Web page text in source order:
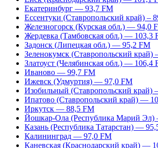
Екатеринбург — 93,7 FM
Ессентуки (Ставропольский край) –
Железногорск (Курская обл.) — 94,0
Жердевка (Тамбовская обл.) — 103,3
Задонск (Липецкая обл.) — 95,2 FM
Зеленокумск (Ставропольский
Златоуст (Челябинская обл.) — 106,4
Иваново — 99,7 FM
Ижевск (Удмуртия) — 97,0 FM
Изобильный (Ставропольский край)
Ипатово (Ставропольский край) —
Иркутск — 88,5 FM
Йошкар-Ола (Республика Марий
Казань (Республика Татарстан) —
Калининград — 97,0 FM
Каневская (Краснодарский край) —